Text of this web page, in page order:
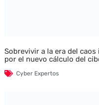
Sobrevivir a la era del
por el nuevo cálculo del
Cyber Expertos